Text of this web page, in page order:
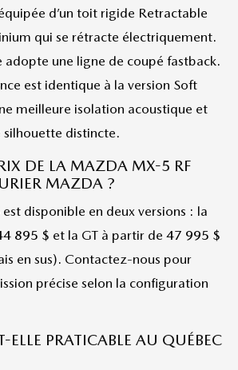
d’un toit rigide Retractable
qui se rétracte électriquement.
adopte une ligne de coupé fastback.
est identique à la version Soft
meilleure isolation acoustique et
distincte.
DE LA MAZDA MX-5 RF
MAZDA ?
disponible en deux versions : la
895 $ et la GT à partir de 47 995 $
en sus). Contactez-nous pour
précise selon la configuration
ELLE PRATICABLE AU QUÉBEC